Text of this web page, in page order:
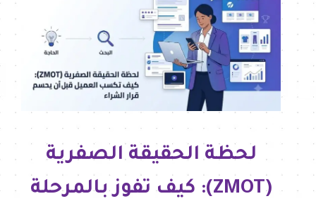
لحظة الحقيقة الصفرية
(ZMOT): كيف تفوز بالمرحلة